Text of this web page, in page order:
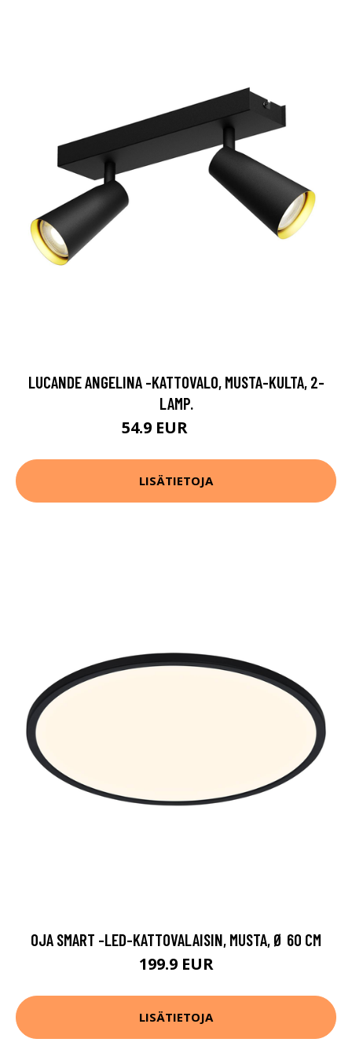
LUCANDE ANGELINA -KATTOVALO, MUSTA-KULTA, 2-
LAMP.
54.9 EUR
LISÄTIETOJA
OJA SMART -LED-KATTOVALAISIN, MUSTA, Ø 60 CM
199.9 EUR
LISÄTIETOJA